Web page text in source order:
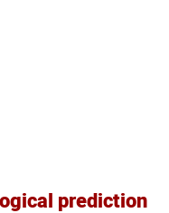
prediction